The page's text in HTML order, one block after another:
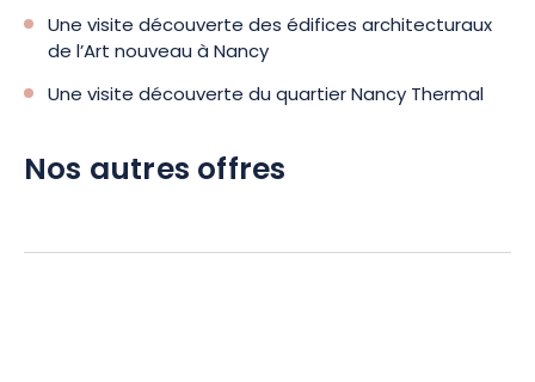
Une visite découverte des édifices architecturaux
de l’Art nouveau à Nancy
Une visite découverte du quartier Nancy Thermal
Nos autres offres